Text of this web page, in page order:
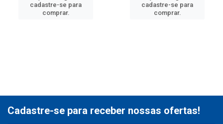
cadastre-se para
comprar.
cadastre-se para
comprar.
Cadastre-se para receber nossas ofertas!